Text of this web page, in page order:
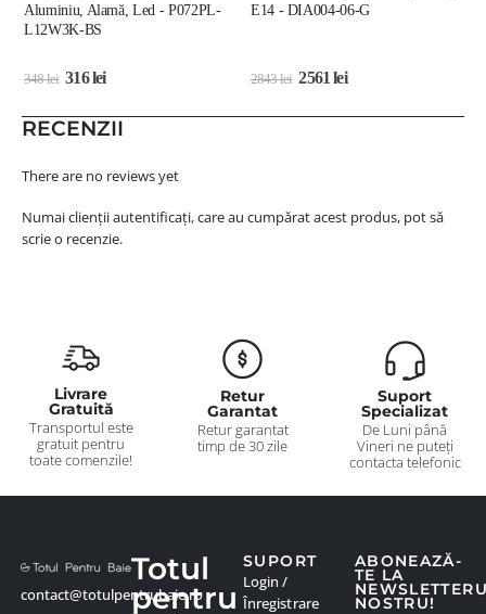
Aluminiu, Alamă, Led - P072PL-
L12W3K-BS
348lei 316lei
E14 - DIA004-06-G
2843lei 2561lei
RECENZII
There are no reviews yet
Numai clienții autentificați, care au cumpărat acest produs, pot să
scrie o recenzie.
Livrare
Gratuită
Transportul este
gratuit pentru
toate comenzile!
Retur
Garantat
Retur garantat
timp de 30 zile
Suport
Specializat
De Luni până
Vineri ne puteți
contacta telefonic
contact@totulpentrubaie.ro
ABONEAZĂ-
TE LA
NOSTRU!
Totul
pentru
SUPORT
Login /
Înregistrare